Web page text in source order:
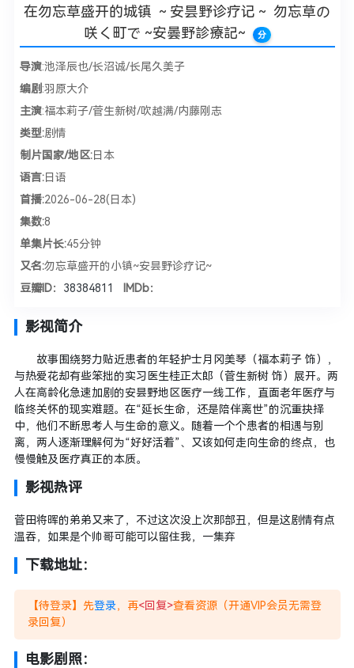
在勿忘草盛开的城镇 ～安昙野诊疗记～ 勿忘草の
咲く町で ~安曇野診療記~
分
导演:池泽辰也/长沼诚/长尾久美子
编剧 :羽原大介
主演:福本莉子/菅生新树/吹越满/内藤刚志
类型:剧情
制片国家/地区:日本
语言:日语
首播:2026-06-28(日本)
集数:8
单集片长:45分钟
又名:勿忘草盛开的小镇~安昙野诊疗记~
豆瓣ID： 38384811 IMDb：
影视简介
故事围绕努力贴近患者的年轻护士月冈美琴（福本莉子 饰），
与热爱花却有些笨拙的实习医生桂正太郎（菅生新树 饰）展开。两
人在高龄化急速加剧的安昙野地区医疗一线工作，直面老年医疗与
临终关怀的现实难题。在“延长生命，还是陪伴离世”的沉重抉择
中，他们不断思考人与生命的意义。随着一个个患者的相遇与别
离，两人逐渐理解何为“好好活着”、又该如何走向生命的终点，也
慢慢触及医疗真正的本质。
影视热评
菅田将晖的弟弟又来了，不过这次没上次那部丑，但是这剧情有点
温吞，如果是个帅哥可能可以留住我，一集弃
下载地址：
【待登录】先登录，再<回复>查看资源（开通VIP会员无需登
录回复）
电影剧照：